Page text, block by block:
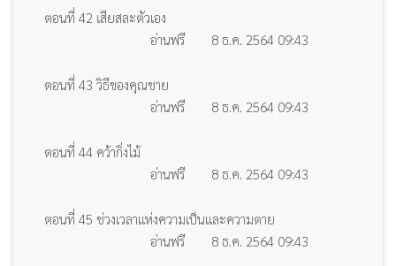
ตอนที่ 42 เสียสละตัวเอง
อ่านฟรี
8 ธ.ค. 2564 09:43
ตอนที่ 43 วิธีของคุณชาย
อ่านฟรี
8 ธ.ค. 2564 09:43
ตอนที่ 44 คว้ากิ่งไม้
อ่านฟรี
8 ธ.ค. 2564 09:43
ตอนที่ 45 ช่วงเวลาแห่งความเป็นและความตาย
อ่านฟรี
8 ธ.ค. 2564 09:43